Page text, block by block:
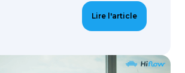
Lire l'article